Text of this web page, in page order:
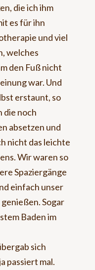
die ich ihm
es für ihn
und viel
welches
den Fuß nicht
war. Und
erstaunt, so
die noch
absetzen und
nicht das leichte
Wir waren so
Spaziergänge
einfach unser
Sogar
Baden im
sich
passiert mal.